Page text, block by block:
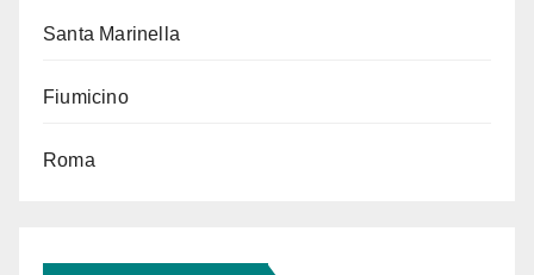
Santa Marinella
Fiumicino
Roma